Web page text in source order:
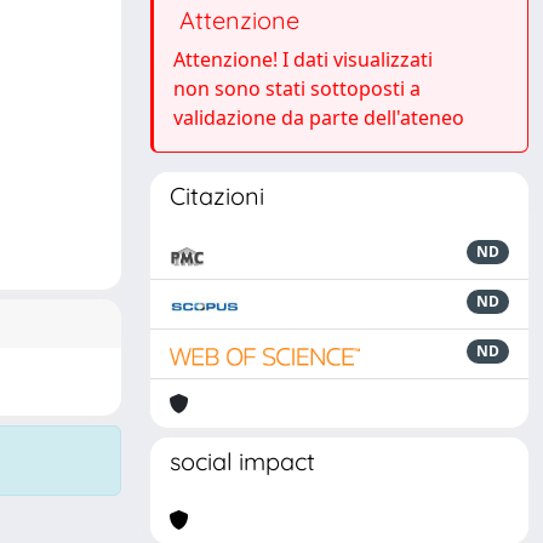
Attenzione
Attenzione! I dati visualizzati
non sono stati sottoposti a
validazione da parte dell'ateneo
Citazioni
ND
ND
ND
social impact